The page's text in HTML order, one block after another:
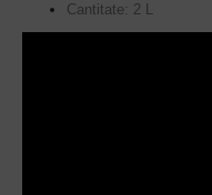
Cantitate: 2 L